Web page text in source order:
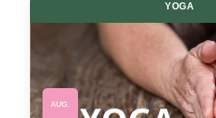
YOGA
AUG.